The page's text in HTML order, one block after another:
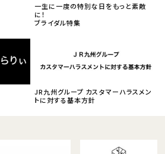
一生に一度の特別な日をもっと素敵
に！
ブライダル特集
JR九州グループ カスタマーハラスメン
トに対する基本方針